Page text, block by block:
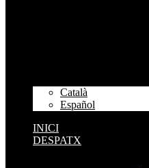
Català
Español
INICI
DESPATX